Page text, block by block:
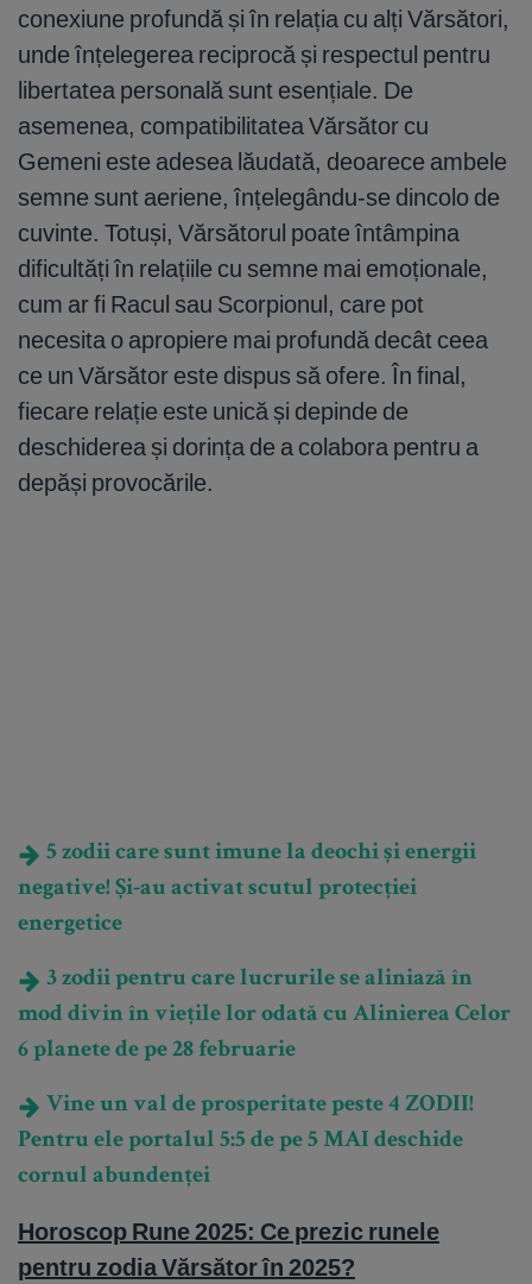
conexiune profundă și în relația cu alți Vărsători,
unde înțelegerea reciprocă și respectul pentru
libertatea personală sunt esențiale. De
asemenea, compatibilitatea Vărsător cu
Gemeni este adesea lăudată, deoarece ambele
semne sunt aeriene, înțelegându-se dincolo de
cuvinte. Totuși, Vărsătorul poate întâmpina
dificultăți în relațiile cu semne mai emoționale,
cum ar fi Racul sau Scorpionul, care pot
necesita o apropiere mai profundă decât ceea
ce un Vărsător este dispus să ofere. În final,
fiecare relație este unică și depinde de
deschiderea și dorința de a colabora pentru a
depăși provocările.
5 zodii care sunt imune la deochi și energii
negative! Și-au activat scutul protecției
energetice
3 zodii pentru care lucrurile se aliniază în
mod divin în viețile lor odată cu Alinierea Celor
6 planete de pe 28 februarie
Vine un val de prosperitate peste 4 ZODII!
Pentru ele portalul 5:5 de pe 5 MAI deschide
cornul abundenței
Horoscop Rune 2025: Ce prezic runele
pentru zodia Vărsător în 2025?